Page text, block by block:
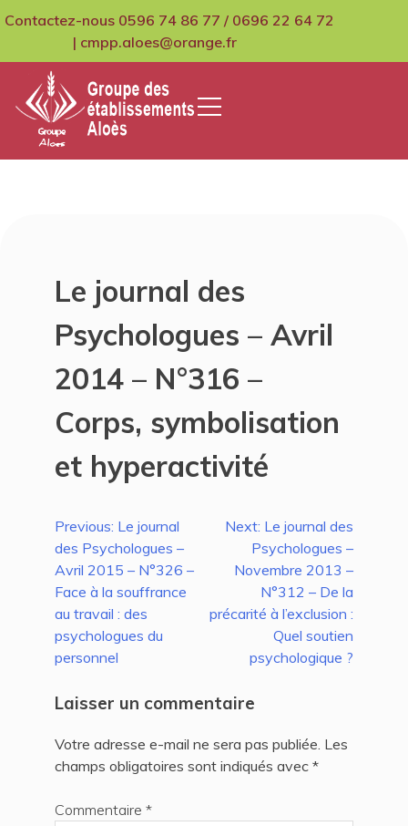
Contactez-nous 0596 74 86 77 / 0696 22 64 72
| cmpp.aloes@orange.fr
GCMPIH Aloes
Le journal des
Psychologues – Avril
2014 – N°316 –
Corps, symbolisation
et hyperactivité
Navigation
de
l’article
Previous: Le journal
des Psychologues –
Avril 2015 – N°326 –
Face à la souffrance
au travail : des
psychologues du
personnel
Next: Le journal des
Psychologues –
Novembre 2013 –
N°312 – De la
précarité à l’exclusion :
Quel soutien
psychologique ?
Laisser un commentaire
Votre adresse e-mail ne sera pas publiée. Les
champs obligatoires sont indiqués avec *
Commentaire *